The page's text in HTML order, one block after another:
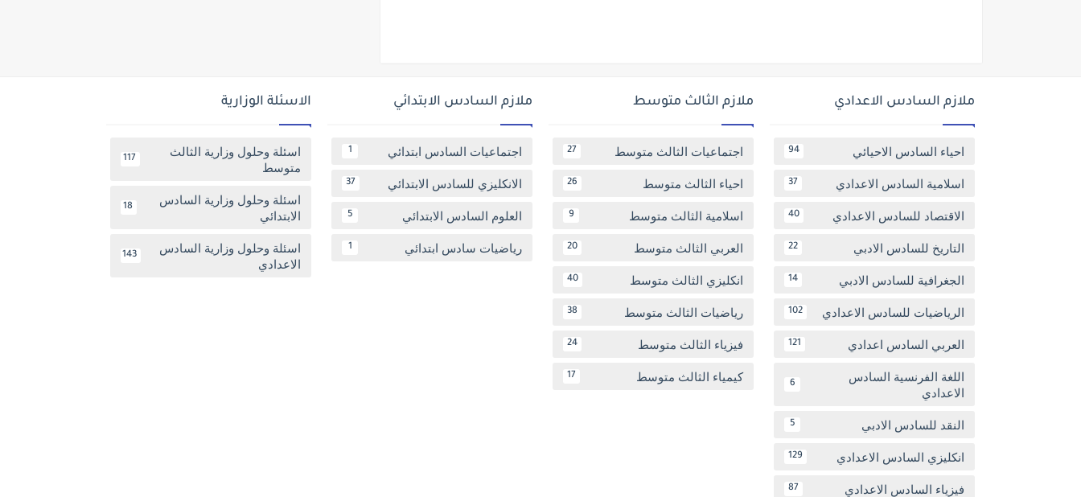
ملازم السادس الاعدادي
احياء السادس الاحيائي 94
اسلامية السادس الاعدادي 37
الاقتصاد للسادس الاعدادي 40
التاريخ للسادس الادبي 22
الجغرافية للسادس الادبي 14
الرياضيات للسادس الاعدادي 102
العربي السادس اعدادي 121
اللغة الفرنسية السادس
الاعدادي
6
النقد للسادس الادبي 5
انكليزي السادس الاعدادي 129
فيزياء السادس الاعدادي 87
ملازم الثالث متوسط
اجتماعيات الثالث متوسط 27
احياء الثالث متوسط 26
اسلامية الثالث متوسط 9
العربي الثالث متوسط 20
انكليزي الثالث متوسط 40
رياضيات الثالث متوسط 38
فيزياء الثالث متوسط 24
كيمياء الثالث متوسط 17
ملازم السادس الابتدائي
اجتماعيات السادس ابتدائي 1
الانكليزي للسادس الابتدائي 37
العلوم السادس الابتدائي 5
رياضيات سادس ابتدائي 1
الاسئلة الوزارية
اسئلة وحلول وزارية الثالث
متوسط
117
اسئلة وحلول وزارية السادس
الابتدائي
18
اسئلة وحلول وزارية السادس
الاعدادي
143